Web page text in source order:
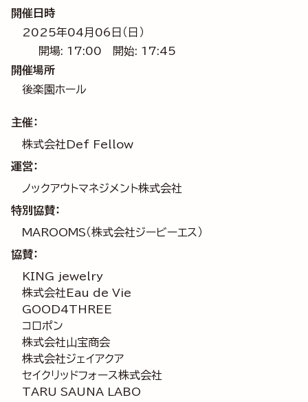
開催日時
2025年04月06日（日）
開場: 17:00
開始: 17:45
開催場所
後楽園ホール
主催：
株式会社Def Fellow
運営：
ノックアウトマネジメント株式会社
特別協賛：
MAROOMS（株式会社ジービーエス）
協賛：
KING jewelry
株式会社Eau de Vie
GOOD4THREE
コロポン
株式会社山宝商会
株式会社ジェイアクア
セイクリッドフォース株式会社
TARU SAUNA LABO